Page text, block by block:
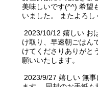
美味しいです(^^) 希望
いました。 またよろし
2023/10/12 嬉しい お
け取り、早速朝ごはん
けてくださりありがと
願いいたします。
2023/9/27 嬉しい 無